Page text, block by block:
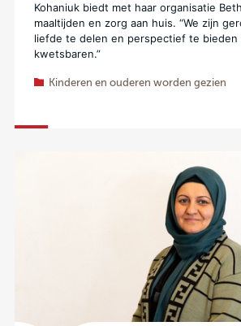
Kohaniuk biedt met haar organisatie
maaltijden en zorg aan huis. “We zijn
liefde te delen en perspectief te bieden
kwetsbaren.”
Kinderen en ouderen worden gezien